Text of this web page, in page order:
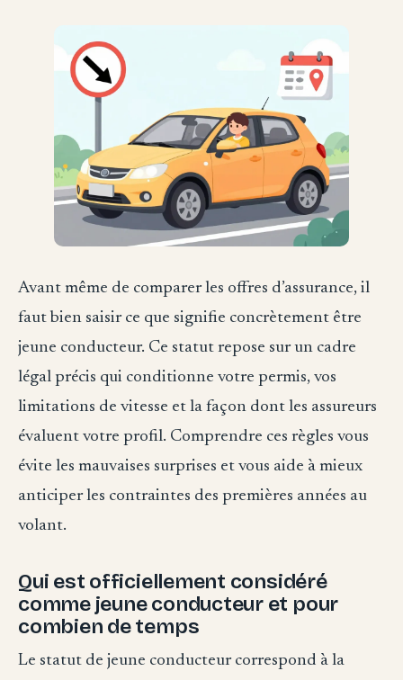
Avant même de comparer les offres d’assurance, il
faut bien saisir ce que signifie concrètement être
jeune conducteur. Ce statut repose sur un cadre
légal précis qui conditionne votre permis, vos
limitations de vitesse et la façon dont les assureurs
évaluent votre profil. Comprendre ces règles vous
évite les mauvaises surprises et vous aide à mieux
anticiper les contraintes des premières années au
volant.
Qui est officiellement considéré
comme jeune conducteur et pour
combien de temps
Le statut de jeune conducteur correspond à la